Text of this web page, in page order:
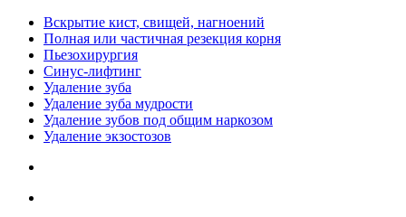
Вскрытие кист, свищей, нагноений
Полная или частичная резекция корня
Пьезохирургия
Синус-лифтинг
Удаление зуба
Удаление зуба мудрости
Удаление зубов под общим наркозом
Удаление экзостозов